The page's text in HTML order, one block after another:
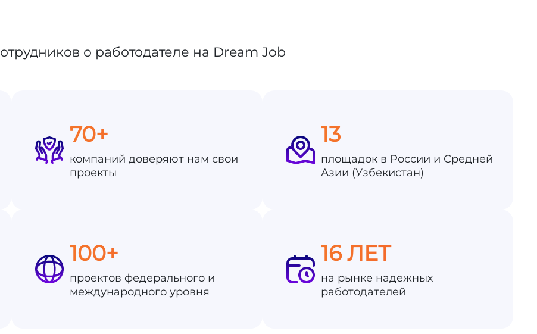
70+
компаний доверяют нам свои
проекты
13
площадок в России и Средней
Азии (Узбекистан)
100+
проектов федерального и
международного уровня
16 ЛЕТ
на рынке надежных
работодателей